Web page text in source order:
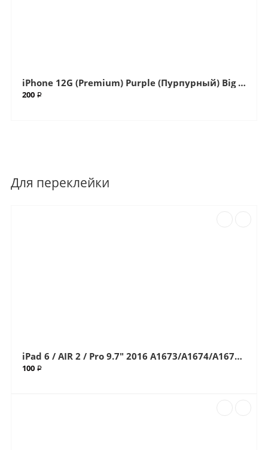
iPhone 12G (Premium) Purple (Пурпурный) Big (Большой вырез) Крышка (Артикул.ГС-500)
200 ₽
Для переклейки
iPad 6 / AIR 2 / Pro 9.7" 2016 A1673/A1674/A1675/A1566/A1567 Black (Черный) Стекло (Артик.68)
100 ₽